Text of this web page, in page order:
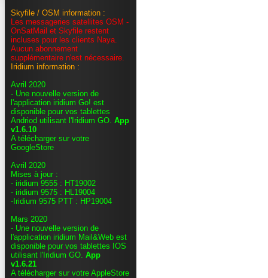
Skyfile / OSM information :
Les messageries satellites OSM -
OnSatMail et Skyfile restent
incluses pour les clients Naya.
Aucun abonnement
supplémentaire n'est nécessaire.
Iridium information :
Avril 2020
- Une nouvelle version de
l'application iridium Go! est
disponible pour vos tablettes
Andriod utilisant l'Iridium GO. App
v1.6.10
A télécharger sur votre
GoogleStore
Avril 2020
Mises à jour :
- iridium 9555 : HT19002
- iridium 9575 : HL19004
-Iridium 9575 PTT : HP19004
Mars 2020
- Une nouvelle version de
l'application iridium Mail&Web est
disponible pour vos tablettes IOS
utilisant l'Iridium GO. App
v1.6.21
A télécharger sur votre AppleStore